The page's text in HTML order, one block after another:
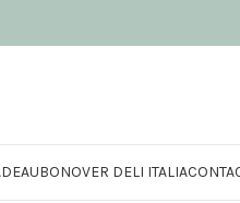
OVER DELI ITALIA